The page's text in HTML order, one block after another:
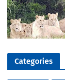
Categories